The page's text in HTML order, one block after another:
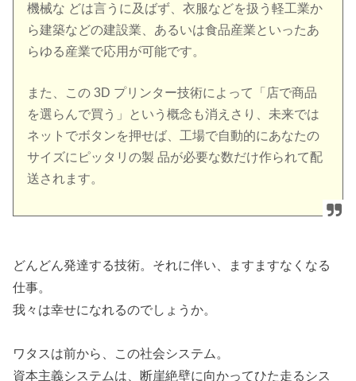
機械な どは言うに及ばず、衣服などを扱う軽工業か
ら建築などの建設業、あるいは食品産業といったあ
らゆる産業で応用が可能です。
また、この 3D プリンター技術によって「店で商品
を選らんで買う」という概念も消えさり、未来では
ネットでボタンを押せば、工場で自動的にあなたの
サイズにピッタリの製 品が必要な数だけ作られて配
送されます。
どんどん発達する技術。それに伴い、ますますなくなる
仕事。
我々は幸せになれるのでしょうか。
ワタスは前から、この社会システム。
資本主義システムは、断崖絶壁に向かってひた走るシス